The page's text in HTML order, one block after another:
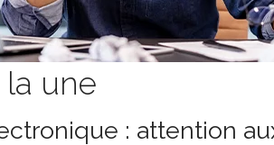
une
: attention